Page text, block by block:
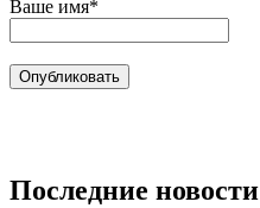
Ваше имя*
Последние новости